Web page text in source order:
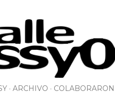
ARCHIVO COLABORARON